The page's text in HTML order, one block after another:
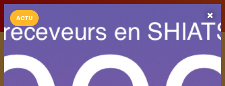
LaCarte Play Store
Installez l'App LaCarte
Téléchargez gratuitement l'app LaCarte pour suivre vos
commerces favoris et ne rien rater !
Télécharger Plus tard
ACTU